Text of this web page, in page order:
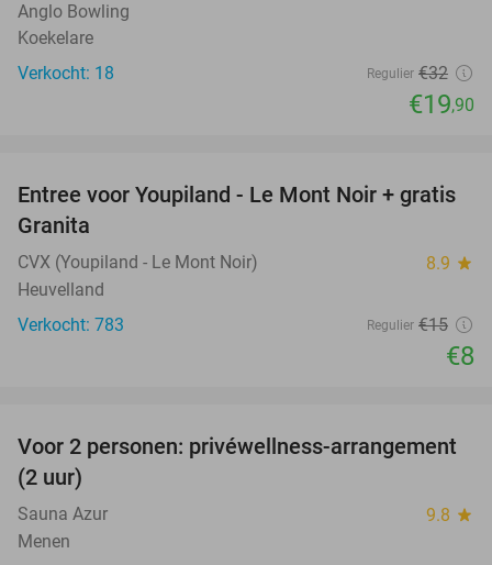
Anglo Bowling
Koekelare
Verkocht: 18
Regulier €32
€19,90
47%
Entree voor Youpiland - Le Mont Noir + gratis
Granita
CVX (Youpiland - Le Mont Noir) 8.9 star
Heuvelland
Verkocht: 783
Regulier €15
€8
32%
Voor 2 personen: privéwellness-arrangement
(2 uur)
Sauna Azur 9.8 star
Menen